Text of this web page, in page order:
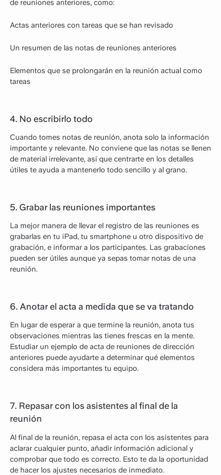
de reuniones anteriores, como:
Actas anteriores con tareas que se han revisado
Un resumen de las notas de reuniones anteriores
Elementos que se prolongarán en la reunión actual como
tareas
4. No escribirlo todo
Cuando tomes notas de reunión, anota solo la información
importante y relevante. No conviene que las notas se llenen
de material irrelevante, así que centrarte en los detalles
útiles te ayuda a mantenerlo todo sencillo y al grano.
5. Grabar las reuniones importantes
La mejor manera de llevar el registro de las reuniones es
grabarlas en tu iPad, tu smartphone u otro dispositivo de
grabación, e informar a los participantes. Las grabaciones
pueden ser útiles aunque ya sepas tomar notas de una
reunión.
6. Anotar el acta a medida que se va tratando
En lugar de esperar a que termine la reunión, anota tus
observaciones mientras las tienes frescas en la mente.
Estudiar un ejemplo de acta de reuniones de dirección
anteriores puede ayudarte a determinar qué elementos
considera más importantes tu equipo.
7. Repasar con los asistentes al final de la
reunión
Al final de la reunión, repasa el acta con los asistentes para
aclarar cualquier punto, añadir información adicional y
comprobar que todo es correcto. Esto te da la oportunidad
de hacer los ajustes necesarios de inmediato.